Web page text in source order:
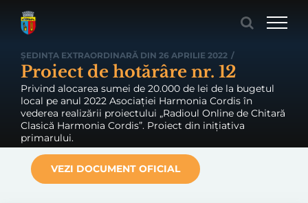
ȘEDINȚA EXTRAORDINARĂ DIN 26 APRILIE 2022 /
Proiect de hotărâre nr. 12
Privind alocarea sumei de 20.000 de lei de la bugetul
local pe anul 2022 Asociației Harmonia Cordis în
vederea realizării proiectului „Radioul Online de Chitară
Clasică Harmonia Cordis”. Proiect din inițiativa
primarului.
VEZI DOCUMENT OFICIAL